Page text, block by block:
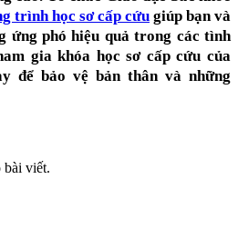
trình học sơ cấp cứu giúp bạn và
ứng phó hiệu quả trong các tình
gia khóa học sơ cấp cứu của
để bảo vệ bản thân và những
bài viết.